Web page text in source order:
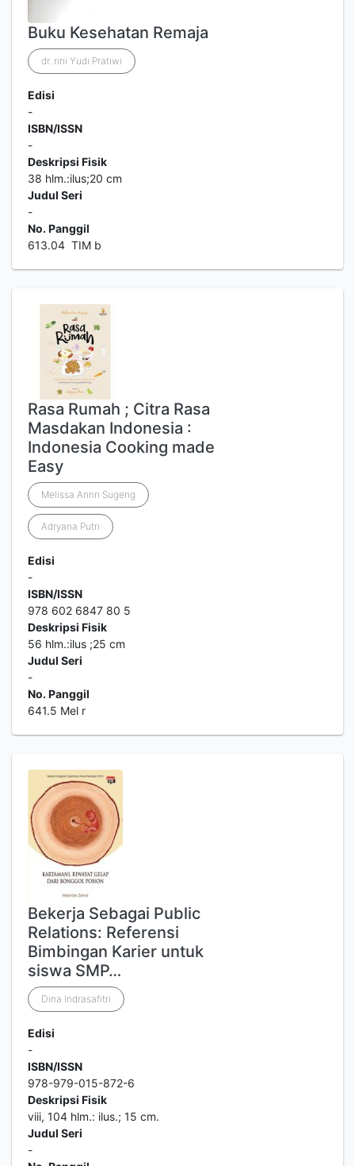
Buku Kesehatan Remaja
dr. rini Yudi Pratiwi
Edisi
-
ISBN/ISSN
-
Deskripsi Fisik
38 hlm.:ilus;20 cm
Judul Seri
-
No. Panggil
613.04 TIM b
Rasa Rumah ; Citra Rasa
Masdakan Indonesia :
Indonesia Cooking made
Easy
Melissa Annn Sugeng
Adryana Putri
Edisi
-
ISBN/ISSN
978 602 6847 80 5
Deskripsi Fisik
56 hlm.:ilus ;25 cm
Judul Seri
-
No. Panggil
641.5 Mel r
Bekerja Sebagai Public
Relations: Referensi
Bimbingan Karier untuk
siswa SMP…
Dina Indrasafitri
Edisi
-
ISBN/ISSN
978-979-015-872-6
Deskripsi Fisik
viii, 104 hlm.: ilus.; 15 cm.
Judul Seri
-